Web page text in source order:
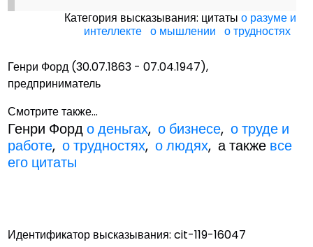
Категория высказывания: цитатыо разуме и
интеллекте о мышлении о трудностях
Генри Форд (30.07.1863 - 07.04.1947),
предприниматель
Смотрите также...
Генри Фордо деньгах,о бизнесе,о труде и
работе,о трудностях,о людях, а также все
его цитаты
Идентификатор высказывания: cit-119-16047